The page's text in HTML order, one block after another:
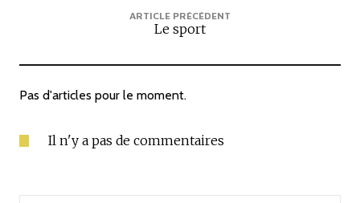
ARTICLE PRÉCÉDENT
Le sport
Pas d'articles pour le moment.
Il n'y a pas de commentaires